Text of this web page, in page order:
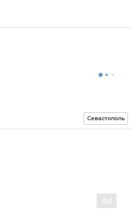
Севастополь